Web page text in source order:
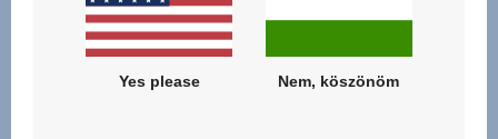
Kapcsolódó termékek
Yes please Nem, köszönöm